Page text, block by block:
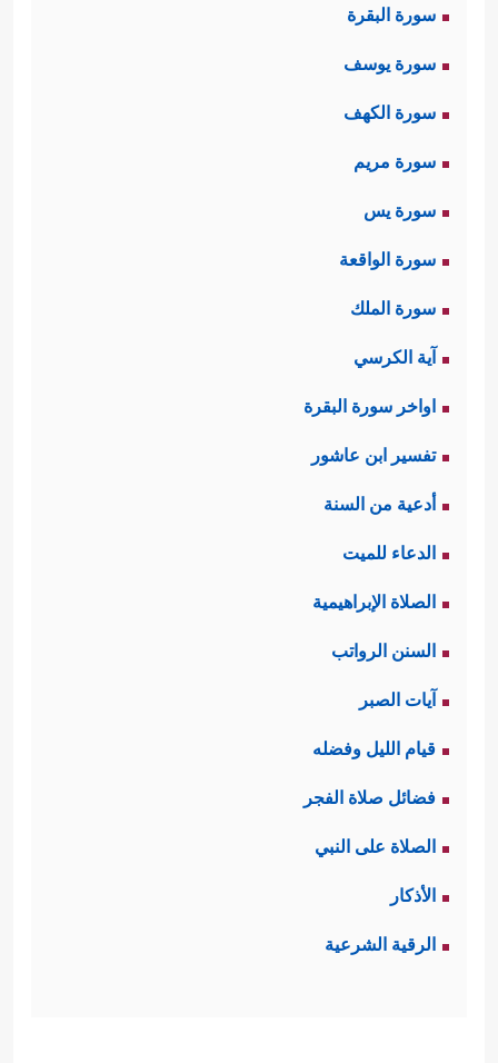
سورة البقرة
سورة يوسف
سورة الكهف
سورة مريم
سورة يس
سورة الواقعة
سورة الملك
آية الكرسي
اواخر سورة البقرة
تفسير ابن عاشور
أدعية من السنة
الدعاء للميت
الصلاة الإبراهيمية
السنن الرواتب
آيات الصبر
قيام الليل وفضله
فضائل صلاة الفجر
الصلاة على النبي
الأذكار
الرقية الشرعية